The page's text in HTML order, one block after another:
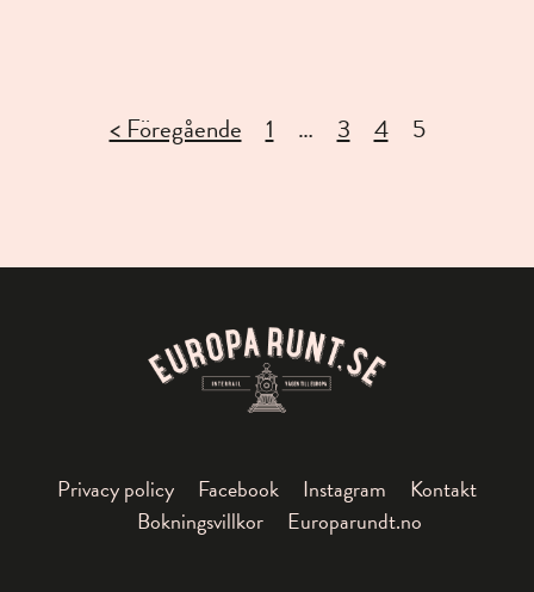
< Föregående 1 … 3 4 5
Privacy policy Facebook Instagram
Kontakt
Bokningsvillkor
Europarundt.no